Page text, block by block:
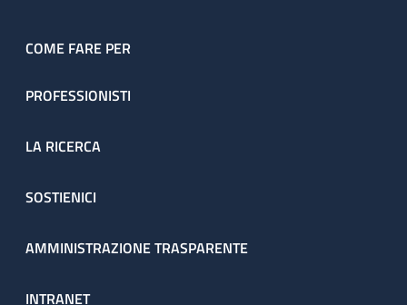
COME FARE PER
PROFESSIONISTI
LA RICERCA
SOSTIENICI
AMMINISTRAZIONE TRASPARENTE
INTRANET